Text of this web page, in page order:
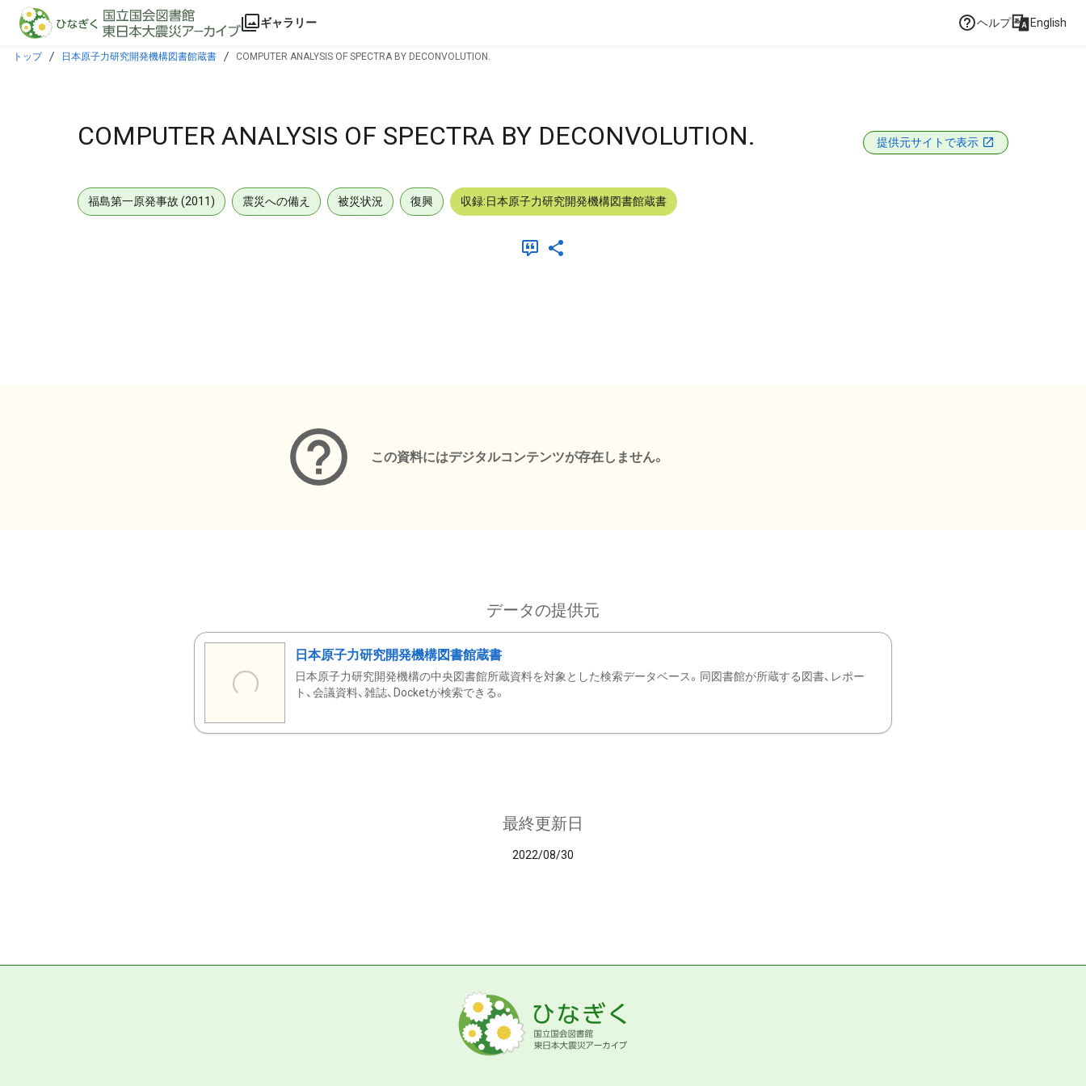
本文に飛ぶ
ギャラリー ヘルプ English
トップ 日本原子力研究開発機構図書館蔵書 COMPUTER ANALYSIS OF SPECTRA BY DECONVOLUTION.
COMPUTER ANALYSIS OF SPECTRA BY DECONVOLUTION. 提供元サイトで表示
福島第一原発事故 (2011) 震災への備え 被災状況 復興 収録:日本原子力研究開発機構図書館蔵書
この資料にはデジタルコンテンツが存在しません。
データの提供元
日本原子力研究開発機構図書館蔵書
日本原子力研究開発機構の中央図書館所蔵資料を対象とした検索データベース。同図書館が所蔵する図書、レポー
ト、会議資料、雑誌、Docketが検索できる。
最終更新日
2022/08/30